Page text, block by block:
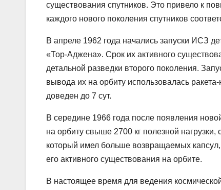
существования спутников. Это привело к
каждого нового поколения спутников
В апреле 1962 года начались запуски ИСЗ
«Тор-Аджена». Срок их активного
детальной разведки второго поколения.
вывода их на орбиту использовалась
доведен до 7 сут.
В середине 1966 года после появления
на орбиту свыше 2700 кг полезной нагрузки,
который имел больше возвращаемых капсул,
его активного существования на орбите.
В настоящее время для ведения